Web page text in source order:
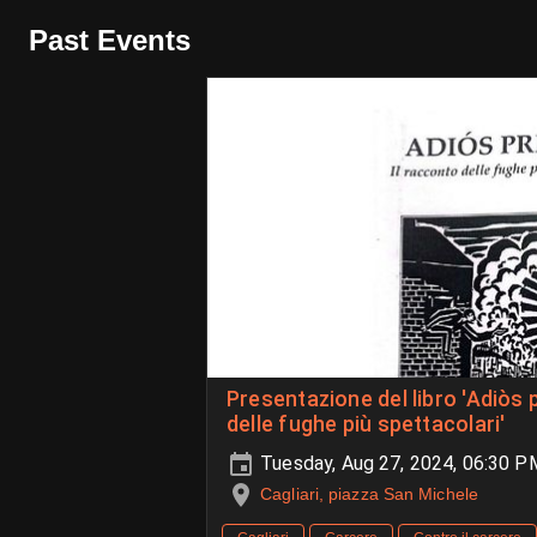
Past Events
Presentazione del libro 'Adiòs
delle fughe più spettacolari'
Tuesday, Aug 27, 2024, 06:30
Cagliari, piazza San Michele